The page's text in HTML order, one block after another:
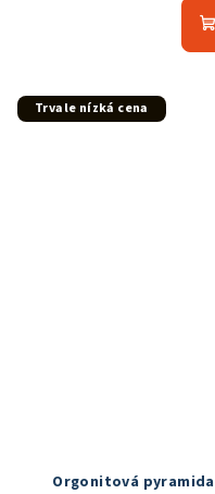
Trvale nízká cena
Orgonitová pyramida